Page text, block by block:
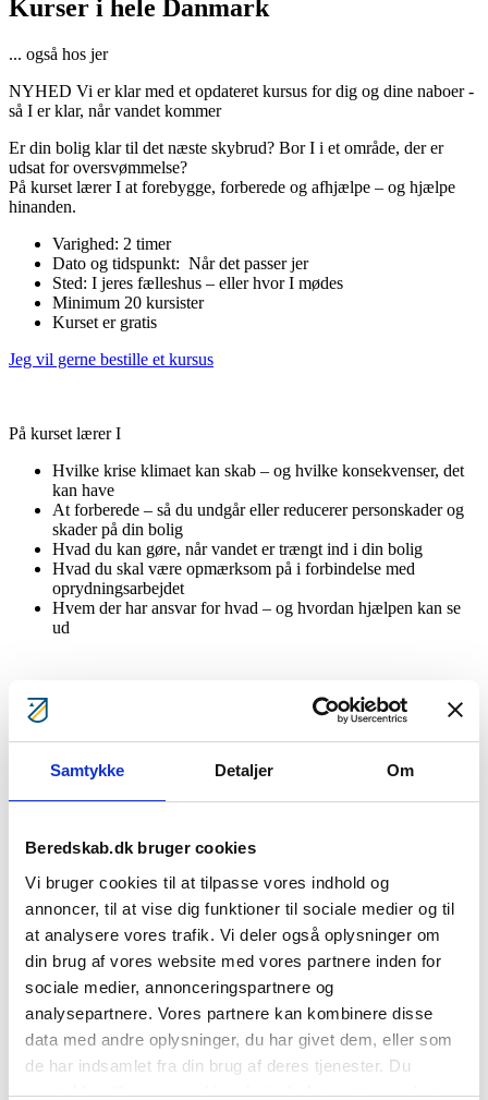
Samtykke Detaljer Om
Beredskab.dk bruger cookies
Vi bruger cookies til at tilpasse vores indhold og
annoncer, til at vise dig funktioner til sociale medier og til
at analysere vores trafik. Vi deler også oplysninger om
din brug af vores website med vores partnere inden for
sociale medier, annonceringspartnere og
analysepartnere. Vores partnere kan kombinere disse
data med andre oplysninger, du har givet dem, eller som
de har indsamlet fra din brug af deres tjenester. Du
samtykker til vores cookies, hvis du fortsætter med at
Kurser i hele Danmark
... også hos jer
NYHED Vi er klar med et opdateret kursus for dig og dine naboer -
så I er klar, når vandet kommer
Er din bolig klar til det næste skybrud? Bor I i et område, der er
udsat for oversvømmelse?
På kurset lærer I at forebygge, forberede og afhjælpe – og hjælpe
hinanden.
Varighed: 2 timer
Dato og tidspunkt: Når det passer jer
Sted: I jeres fælleshus – eller hvor I mødes
Minimum 20 kursister
Kurset er gratis
Jeg vil gerne bestille et kursus
På kurset lærer I
Hvilke krise klimaet kan skab – og hvilke konsekvenser, det
kan have
At forberede – så du undgår eller reducerer personskader og
skader på din bolig
Hvad du kan gøre, når vandet er trængt ind i din bolig
Hvad du skal være opmærksom på i forbindelse med
oprydningsarbejdet
Hvem der har ansvar for hvad – og hvordan hjælpen kan se
ud
Alle får ‘Klimaklar – så du kan tage ansvar’ med hjem
Med de vigtigste punkter fra kurset